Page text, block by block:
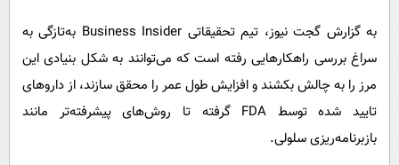
محیط زیست
سلامت
فرهنگی
به گزارش گجت نیوز، تیم تحقیقاتی Business Insider به‌تازگی به
سراغ بررسی راهکارهایی رفته است که می‌توانند به شکل بنیادی این
مرز را به چالش بکشند و افزایش طول عمر را محقق سازند، از داروهای
تایید شده توسط FDA گرفته تا روش‌های پیشرفته‌تر مانند
بازبرنامه‌ریزی سلولی.